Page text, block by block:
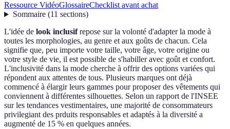
Ressource VidéoGlossaireChecklist avant achat
Sommaire(11 sections)
L'idée de look inclusifrepose sur la volonté d'adapter la mode à
toutes les morphologies, au genre et aux goûts de chacun. Cela
signifie que, peu importe votre taille, votre âge, votre origine ou
votre style de vie, il est possible de s'habiller avec goût et confort.
L'inclusivité dans la mode cherche à offrir des options variées qui
répondent aux attentes de tous. Plusieurs marques ont déjà
commencé à élargir leurs gammes pour proposer des vêtements qui
conviennent à différentes silhouettes. Selon un rapport de l'INSEE
sur les tendances vestimentaires, une majorité de consommateurs
privilegiant des prduits responsables et adaptés à la diversité a
augmenté de 15 % en quelques années.